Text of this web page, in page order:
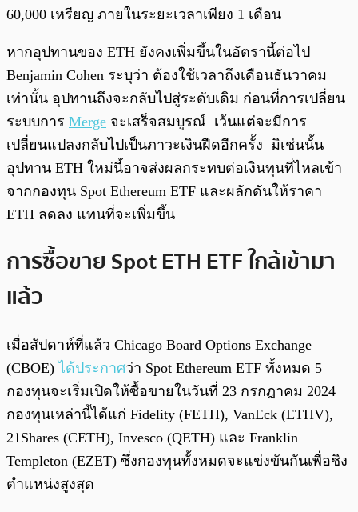
60,000 เหรียญ ภายในระยะเวลาเพียง 1 เดือน
หากอุปทานของ ETH ยังคงเพิ่มขึ้นในอัตรานี้ต่อไป
Benjamin Cohen ระบุว่า ต้องใช้เวลาถึงเดือนธันวาคม
เท่านั้น อุปทานถึงจะกลับไปสู่ระดับเดิม ก่อนที่การเปลี่ยน
ระบบการ Merge จะเสร็จสมบูรณ์ เว้นแต่จะมีการ
เปลี่ยนแปลงกลับไปเป็นภาวะเงินฝืดอีกครั้ง มิเช่นนั้น
อุปทาน ETH ใหม่นี้อาจส่งผลกระทบต่อเงินทุนที่ไหลเข้า
จากกองทุน Spot Ethereum ETF และผลักดันให้ราคา
ETH ลดลง แทนที่จะเพิ่มขึ้น
การซื้อขาย Spot ETH ETF ใกล้เข้ามา
แล้ว
เมื่อสัปดาห์ที่แล้ว Chicago Board Options Exchange
(CBOE) ได้ประกาศว่า Spot Ethereum ETF ทั้งหมด 5
กองทุนจะเริ่มเปิดให้ซื้อขายในวันที่ 23 กรกฎาคม 2024
กองทุนเหล่านี้ได้แก่ Fidelity (FETH), VanEck (ETHV),
21Shares (CETH), Invesco (QETH) และ Franklin
Templeton (EZET) ซึ่งกองทุนทั้งหมดจะแข่งขันกันเพื่อชิง
ตำแหน่งสูงสุด